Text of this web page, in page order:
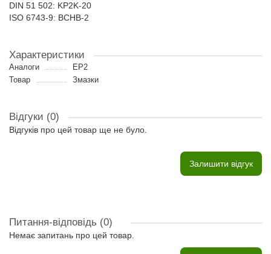
DIN 51 502: KP2K-20
ISO 6743-9: BCHB-2
Характеристики
Аналоги
EP2
Товар
Змазки
Відгуки (0)
Відгуків про цей товар ще не було.
Залишити відгук
Питання-відповідь (0)
Немає запитань про цей товар.